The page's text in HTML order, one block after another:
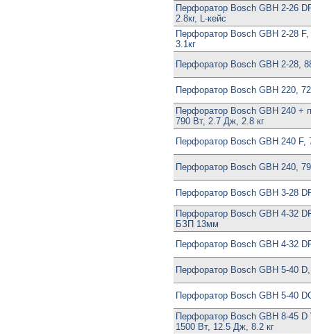
Перфоратор Bosch GBH 2-26
2.8кг, L-кейс
Перфоратор Bosch GBH 2-28
3.1кг
Перфоратор Bosch GBH 2-28,
Перфоратор Bosch GBH 220,
Перфоратор Bosch GBH 240 +
790 Вт, 2.7 Дж, 2.8 кг
Перфоратор Bosch GBH 240 F,
Перфоратор Bosch GBH 240,
Перфоратор Bosch GBH 3-28
Перфоратор Bosch GBH 4-32
БЗП 13мм
Перфоратор Bosch GBH 4-32
Перфоратор Bosch GBH 5-40
Перфоратор Bosch GBH 5-40
Перфоратор Bosch GBH 8-45 D
1500 Вт, 12.5 Дж, 8.2 кг